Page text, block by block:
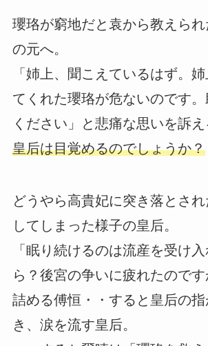
瓔珞が窮地だと袁から教えら
の元へ。
「姉上、聞こえているはず。
てくれた瓔珞が危ないのです
ください」と悲痛な思いを訴え
皇后は目覚めるのでしょうか？
どうやら高貴妃に突き落とさ
してしまった様子の皇后。
「眠り続けるのは流産を受け
ら？後宮の争いに疲れたので
詰める傅恒・・すると皇后の
き、涙を流す皇后。